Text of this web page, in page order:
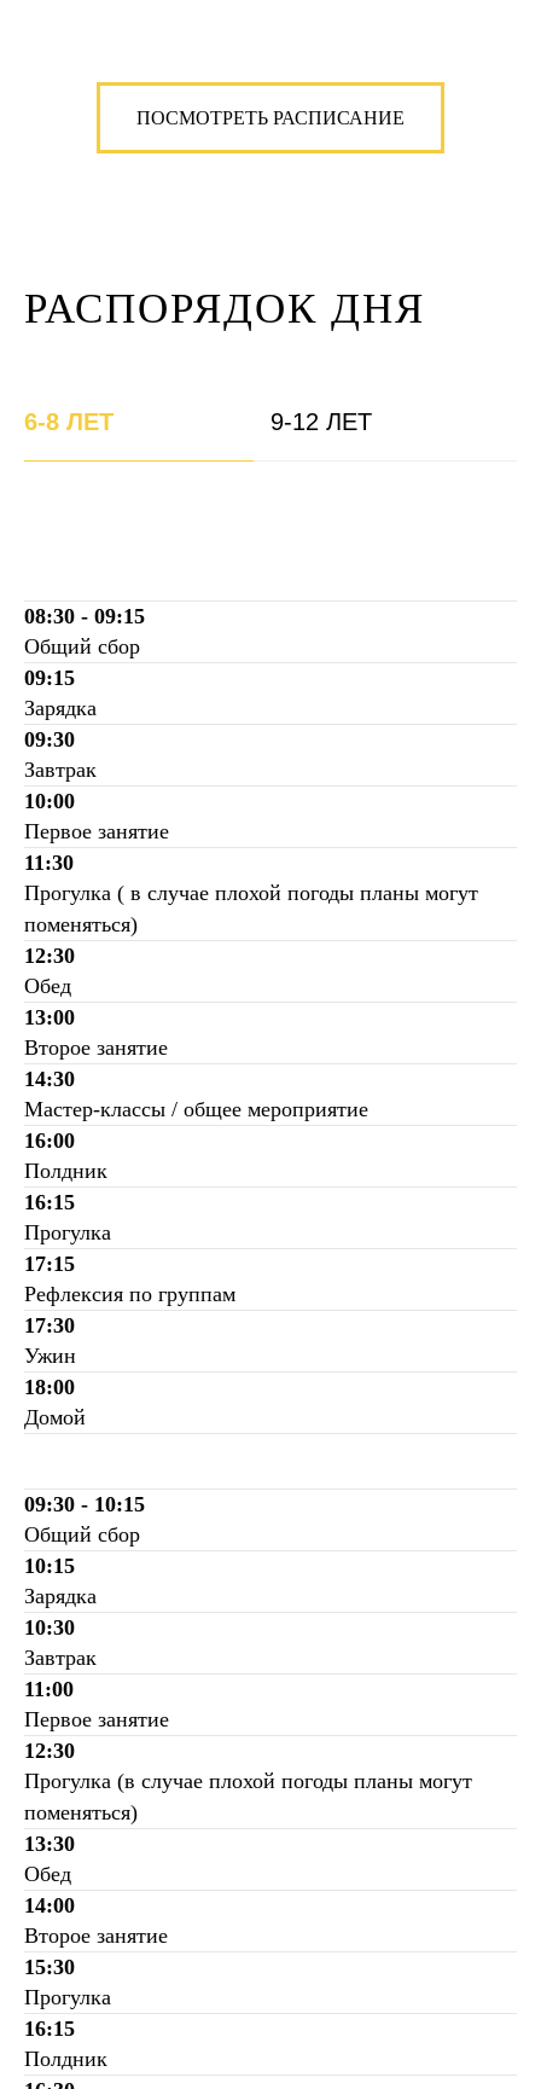
ПОСМОТРЕТЬ РАСПИСАНИЕ
РАСПОРЯДОК ДНЯ
6-8 ЛЕТ 9-12 ЛЕТ
08:30 - 09:15
Общий сбор
09:15
Зарядка
09:30
Завтрак
10:00
Первое занятие
11:30
Прогулка ( в случае плохой погоды планы могут
поменяться)
12:30
Обед
13:00
Второе занятие
14:30
Мастер-классы / общее мероприятие
16:00
Полдник
16:15
Прогулка
17:15
Рефлексия по группам
17:30
Ужин
18:00
Домой
09:30 - 10:15
Общий сбор
10:15
Зарядка
10:30
Завтрак
11:00
Первое занятие
12:30
Прогулка (в случае плохой погоды планы могут
поменяться)
13:30
Обед
14:00
Второе занятие
15:30
Прогулка
16:15
Полдник